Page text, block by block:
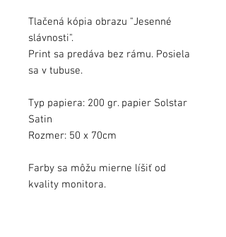
Tlačená kópia obrazu "Jesenné
slávnosti".
Print sa predáva bez rámu. Posiela
sa v tubuse.
Typ papiera: 200 gr. papier Solstar
Satin
Rozmer: 50 x 70cm
Farby sa môžu mierne líšiť od
kvality monitora.